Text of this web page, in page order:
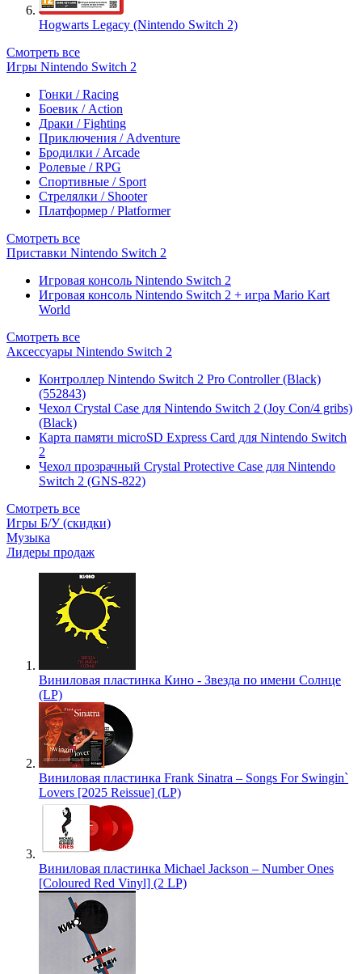
Hogwarts Legacy (Nintendo Switch 2)
Смотреть все
Игры Nintendo Switch 2
Гонки / Racing
Боевик / Action
Драки / Fighting
Приключения / Adventure
Бродилки / Arcade
Ролевые / RPG
Спортивные / Sport
Стрелялки / Shooter
Платформер / Platformer
Смотреть все
Приставки Nintendo Switch 2
Игровая консоль Nintendo Switch 2
Игровая консоль Nintendo Switch 2 + игра Mario Kart
World
Смотреть все
Аксессуары Nintendo Switch 2
Контроллер Nintendo Switch 2 Pro Controller (Black)
(552843)
Чехол Сrystal Сase для Nintendo Switch 2 (Joy Con/4 gribs)
(Black)
Карта памяти microSD Express Card для Nintendo Switch
2
Чехол прозрачный Crystal Protective Case для Nintendo
Switch 2 (GNS-822)
Смотреть все
Игры Б/У (скидки)
Музыка
Лидеры продаж
Виниловая пластинка Кино - Звезда по имени Солнце
(LP)
Виниловая пластинка Frank Sinatra – Songs For Swingin`
Lovers [2025 Reissue] (LP)
Виниловая пластинка Michael Jackson – Number Ones
[Coloured Red Vinyl] (2 LP)